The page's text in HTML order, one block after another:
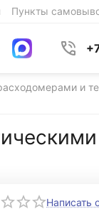
Пункты
и
Написать